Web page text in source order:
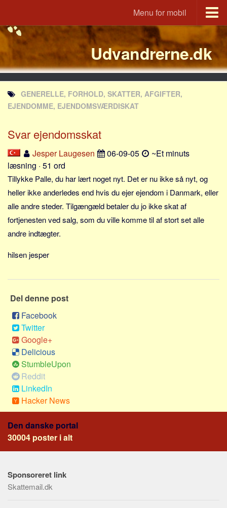
Menu for mobil
Portal
Udvandrerne.dk
Utvandrerne.no
Utvandrarna.se
Tyskland.dk
Rusland.dk
JLKM.dk
Lande
Tyrkiet
Frankrig
Sverige
Thailand
Italien
Grækenland
USA
Alle
Nøgleord
Bolig
Job
Virksomhed
Pension og opsparing
Forbrug
Transport
Alle
Udvandrerne.dk
GENERELLE, FORHOLD, SKATTER, AFGIFTER,
EJENDOMME, EJENDOMSVÆRDISKAT
Svar ejendomsskat
Jesper Laugesen 06-09-05
~Et minuts
læsning · 51 ord
Tillykke Palle, du har lært noget nyt. Det er nu ikke så nyt, og
heller ikke anderledes end hvis du ejer ejendom i Danmark, eller
alle andre steder. Tilgængæld betaler du jo ikke skat af
fortjenesten ved salg, som du ville komme til af stort set alle
andre indtægter.
hilsen jesper
Del denne post
Facebook
Twitter
Google+
Delicious
StumbleUpon
Reddit
LinkedIn
Hacker News
Den danske portal
30004 poster i alt
Sponsoreret link
Skattemail.dk